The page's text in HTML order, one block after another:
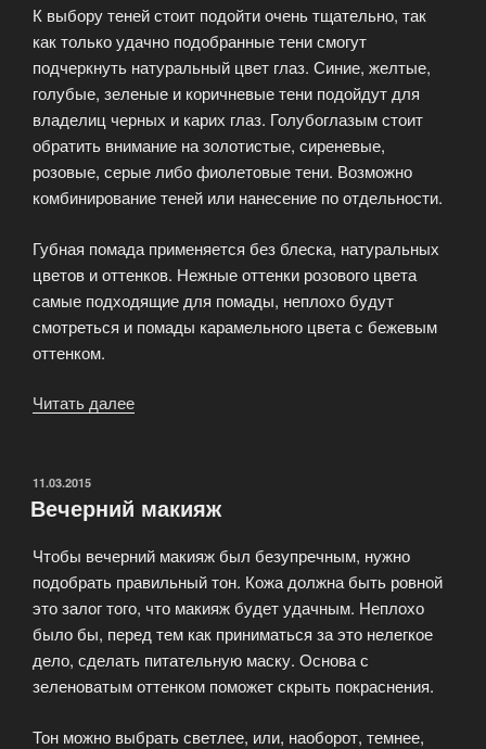
К выбору теней стоит подойти очень тщательно, так
как только удачно подобранные тени смогут
подчеркнуть натуральный цвет глаз. Синие, желтые,
голубые, зеленые и коричневые тени подойдут для
владелиц черных и карих глаз. Голубоглазым стоит
обратить внимание на золотистые, сиреневые,
розовые, серые либо фиолетовые тени. Возможно
комбинирование теней или нанесение по отдельности.
Губная помада применяется без блеска, натуральных
цветов и оттенков. Нежные оттенки розового цвета
самые подходящие для помады, неплохо будут
смотреться и помады карамельного цвета с бежевым
оттенком.
Читать далее
ОПУБЛИКОВАНО
11.03.2015
Вечерний макияж
Чтобы вечерний макияж был безупречным, нужно
подобрать правильный тон. Кожа должна быть ровной
это залог того, что макияж будет удачным. Неплохо
было бы, перед тем как приниматься за это нелегкое
дело, сделать питательную маску. Основа с
зеленоватым оттенком поможет скрыть покраснения.
Тон можно выбрать светлее, или, наоборот, темнее,